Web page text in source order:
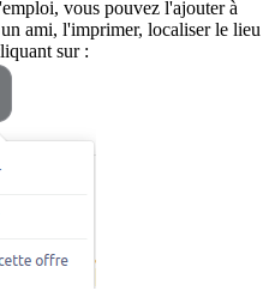
vous pouvez l'ajouter à
ami, l'imprimer, localiser le lieu
sur :